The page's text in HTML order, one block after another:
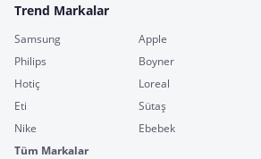
Trend Markalar
Samsung Apple
Philips
Boyner
Hotiç
Loreal
Eti
Sütaş
Nike
Ebebek
Tüm Markalar